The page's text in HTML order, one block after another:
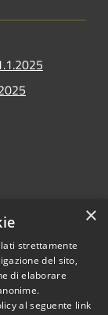
© 2020 •
×
strettamente
del sito,
di elaborare
al seguente link